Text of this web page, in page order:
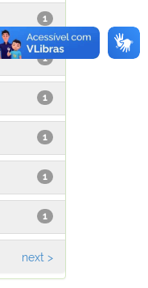
1
1
1
1
1
1
next >